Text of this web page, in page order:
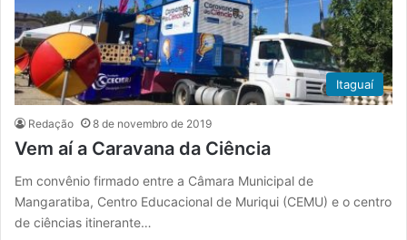
Itaguaí
Redação 8 de novembro de 2019
Vem aí a Caravana da Ciência
Em convênio firmado entre a Câmara Municipal de
Mangaratiba, Centro Educacional de Muriqui (CEMU) e o centro
de ciências itinerante…